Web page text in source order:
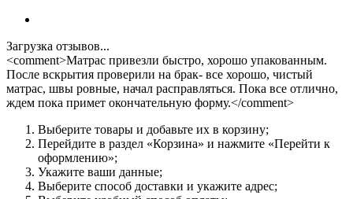
Загрузка отзывов...
<comment>Матрас привезли быстро, хорошо упакованным.
После вскрытия проверили на брак- все хорошо, чистый
матрас, швы ровные, начал расправляться. Пока все отлично,
ждем пока примет окончательную форму.</comment>
Выберите товары и добавьте их в корзину;
Перейдите в раздел «Корзина» и нажмите «Перейти к
оформлению»;
Укажите ваши данные;
Выберите способ доставки и укажите адрес;